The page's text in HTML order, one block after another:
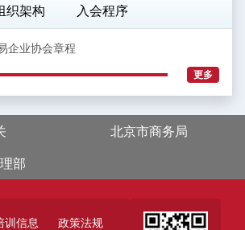
织架构 入会程序
企业协会章程
更多
北京市商务局
部
训信息
政策法规